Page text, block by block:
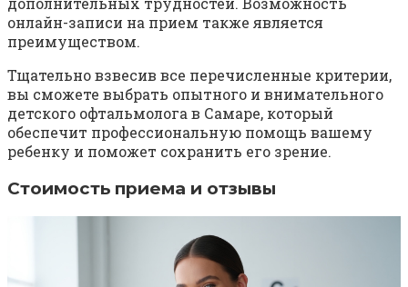
онлайн-записи на прием также является
преимуществом.
Тщательно взвесив все перечисленные критерии,
вы сможете выбрать опытного и внимательного
детского офтальмолога в Самаре, который
обеспечит профессиональную помощь вашему
ребенку и поможет сохранить его зрение.
Стоимость приема и отзывы